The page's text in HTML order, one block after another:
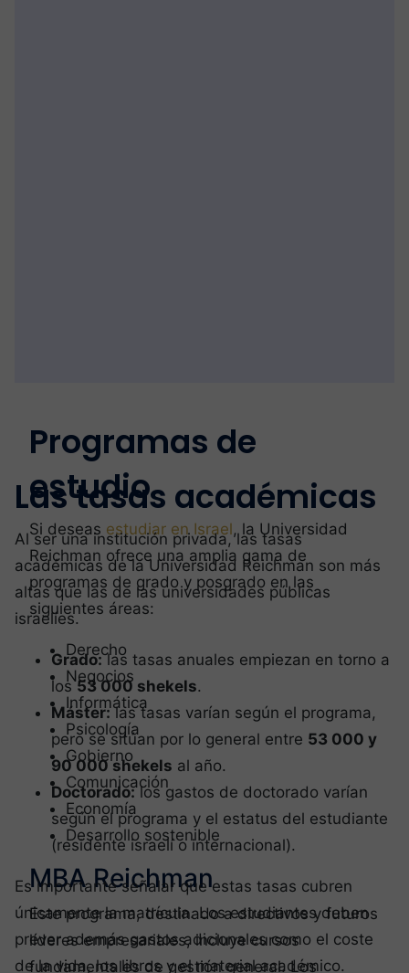
Programas de
estudio
Si deseas estudiar en Israel, la Universidad
Reichman ofrece una amplia gama de
programas de grado y posgrado en las
siguientes áreas:
Derecho
Negocios
Informática
Psicología
Gobierno
Comunicación
Economía
Desarrollo sostenible
MBA Reichman
Este programa, destinado a directivos y futuros
líderes empresariales, incluye cursos
fundamentales de gestión general. Los
Las tasas académicas
Al ser una institución privada, las tasas
académicas de la Universidad Reichman son más
altas que las de las universidades públicas
israelíes.
Grado:las tasas anuales empiezan en torno a
los53 000 shekels.
Máster:las tasas varían según el programa,
pero se sitúan por lo general entre 53 000 y
90 000 shekels al año.
Doctorado:los gastos de doctorado varían
según el programa y el estatus del estudiante
(residente israelí o internacional).
Es importante señalar que estas tasas cubren
únicamente la matrícula. Los estudiantes deben
prever además gastos adicionales como el coste
de la vida, los libros y el material académico.